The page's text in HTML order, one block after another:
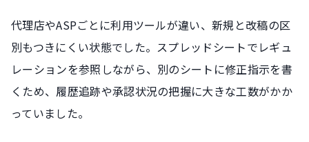
代理店やASPごとに利用ツールが違い、新規と改稿の区
別もつきにくい状態でした。スプレッドシートでレギュ
レーションを参照しながら、別のシートに修正指示を書
くため、履歴追跡や承認状況の把握に大きな工数がかか
っていました。